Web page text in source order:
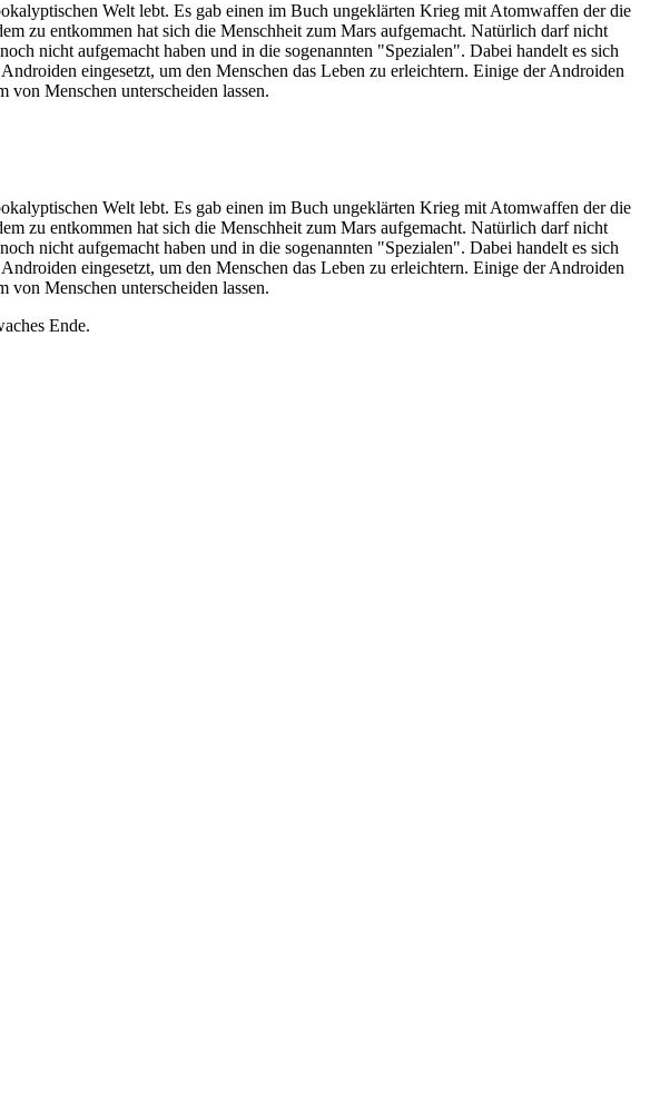
Welt lebt. Es gab einen im Buch ungeklärten Krieg mit Atomwaffen der die
zu entkommen hat sich die Menschheit zum Mars aufgemacht. Natürlich darf nicht
nicht aufgemacht haben und in die sogenannten "Spezialen". Dabei handelt es sich
eingesetzt, um den Menschen das Leben zu erleichtern. Einige der Androiden
von Menschen unterscheiden lassen.
Welt lebt. Es gab einen im Buch ungeklärten Krieg mit Atomwaffen der die
zu entkommen hat sich die Menschheit zum Mars aufgemacht. Natürlich darf nicht
nicht aufgemacht haben und in die sogenannten "Spezialen". Dabei handelt es sich
eingesetzt, um den Menschen das Leben zu erleichtern. Einige der Androiden
von Menschen unterscheiden lassen.
Ende.